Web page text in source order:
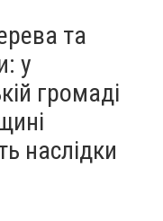
та
у
громаді
наслідки